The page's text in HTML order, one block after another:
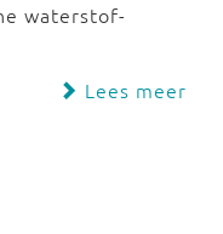
waterstof-
Lees meer